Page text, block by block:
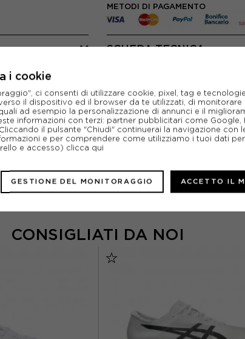
METODI DI PAGAMENTO
SCHEDA TECNICA
CONSIGLIATI DA NOI
i cookie
ci consenti di utilizzare cookie, pixel, tag e
il dispositivo ed il browser da te utilizzati, di
ad esempio la personalizzazione di annunci e il
informazioni con terzi: partner pubblicitari come Google,
il pulsante "Chiudi" continuerai la navigazione con
e per comprendere come utilizziamo i tuoi dati
e accesso) clicca qui
GESTIONE DEL MONITORAGGIO ACCETTO IL